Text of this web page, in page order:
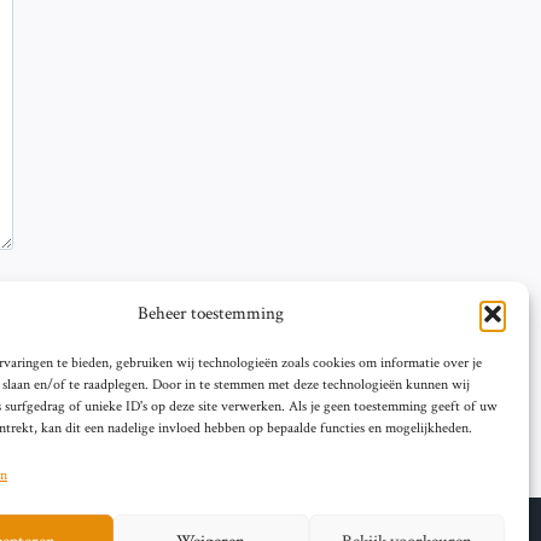
Beheer toestemming
te bieden, gebruiken wij technologieën zoals cookies om informatie over je
en/of te raadplegen. Door in te stemmen met deze technologieën kunnen wij
surfgedrag of unieke ID's op deze site verwerken. Als je geen toestemming geeft of uw
kan dit een nadelige invloed hebben op bepaalde functies en mogelijkheden.